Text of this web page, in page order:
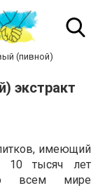
(пивной)
экстракт
имеющий
10 тысяч лет
всем мире